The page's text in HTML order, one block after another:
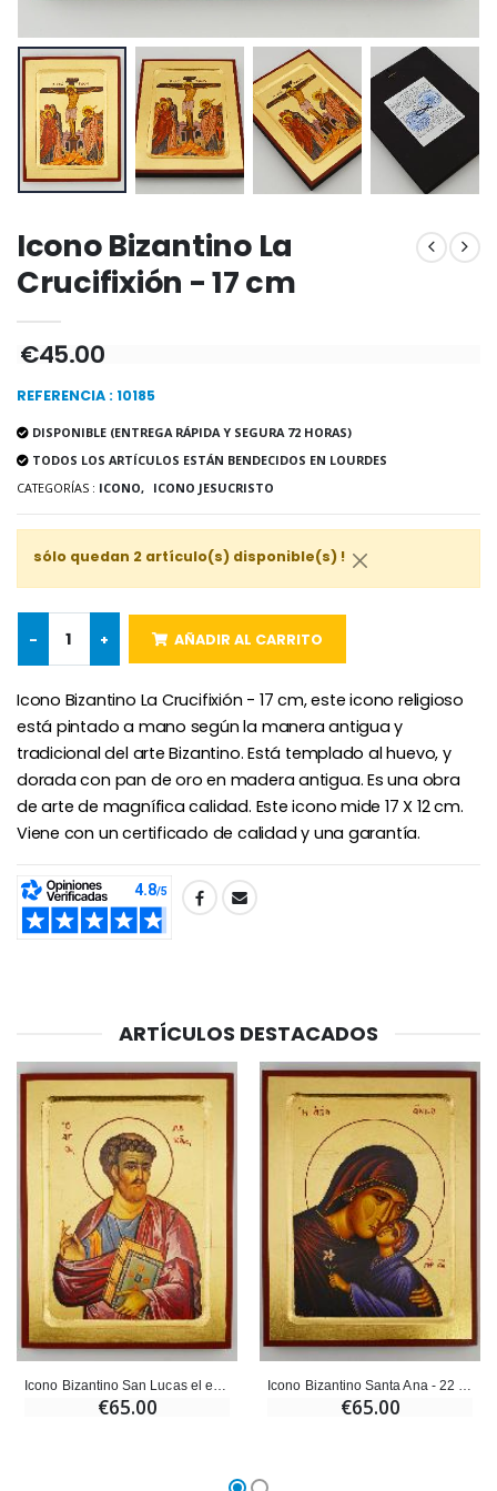
Pastillas de Menta con Agua de Lourdes - 130 gramos
€7.90
€5.50 €4.95
€90.00
€9.90
Vela de Novena para Sanación - 17,5 cm
€4.90
6 Velas de Oración Color Blanco
€6.00
€12.90
€130.00
€5.00
€59.90
Icono Bizantino La
Crucifixión - 17 cm
€45.00
REFERENCIA : 10185
DISPONIBLE (ENTREGA RÁPIDA Y SEGURA 72 HORAS)
TODOS LOS ARTÍCULOS ESTÁN BENDECIDOS EN LOURDES
CATEGORÍAS : ICONO, ICONO JESUCRISTO
sólo quedan 2 artículo(s) disponible(s) !
- + AÑADIR AL CARRITO
Icono Bizantino La Crucifixión - 17 cm, este icono religioso
está pintado a mano según la manera antigua y
tradicional del arte Bizantino. Está templado al huevo, y
dorada con pan de oro en madera antigua. Es una obra
de arte de magnífica calidad. Este icono mide 17 X 12 cm.
Viene con un certificado de calidad y una garantía.
SHARE:
ARTÍCULOS DESTACADOS
€65.00 €65.00